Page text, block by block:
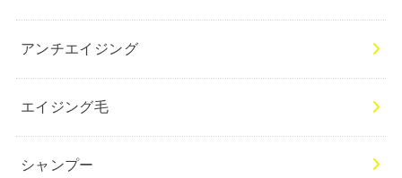
アンチエイジング
エイジング毛
シャンプー